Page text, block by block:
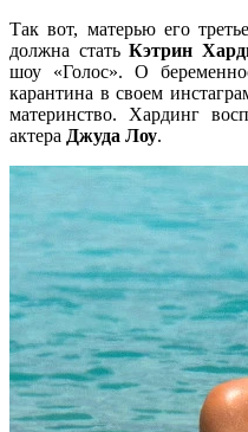
Так вот, матерью его
должна статьКэтрин
шоу «Голос». О
карантина в своем
материнство. Хардинг
актера Джуда Лоу.